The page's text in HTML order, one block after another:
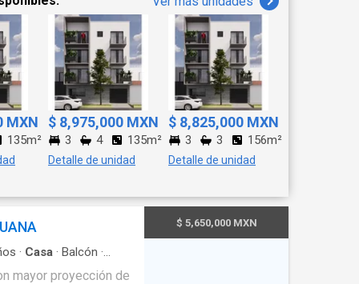
MXN
135m²
$ 8,975,000 MXN
3 4 135m²
Detalle de unidad
$ 8,825,000 MXN
3 3 156m²
Detalle de unidad
· Casa · Balcón ·
mayor proyección de
$ 5,650,000 MXN